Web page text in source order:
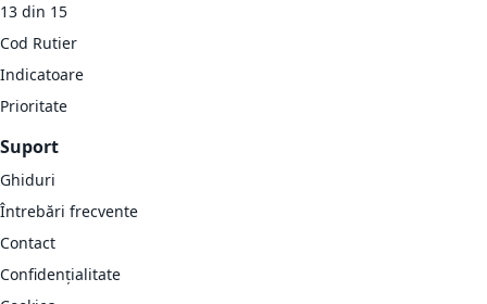
13 din 15
Cod Rutier
Indicatoare
Prioritate
Suport
Ghiduri
Întrebări frecvente
Contact
Confidențialitate